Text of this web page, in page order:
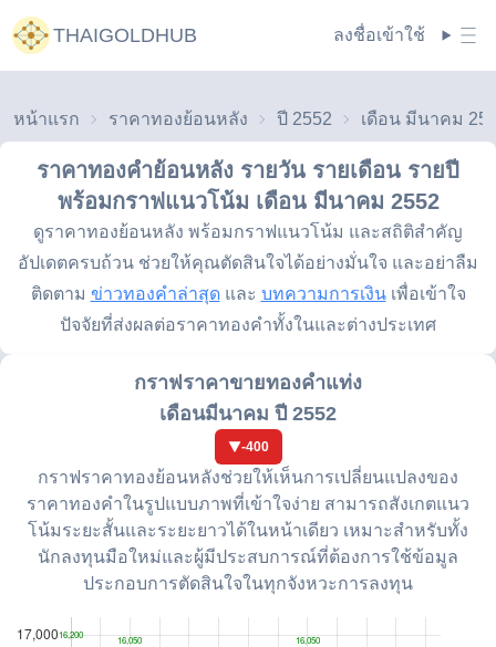
THAIGOLDHUB ลงชื่อเข้าใช้
หน้าแรก ราคาทองย้อนหลัง ปี 2552 เดือน มีนาคม
ราคาทองคำย้อนหลัง รายวัน รายเดือน รายปี
พร้อมกราฟแนวโน้ม เดือน มีนาคม 2552
ดูราคาทองย้อนหลัง พร้อมกราฟแนวโน้ม และสถิติสำคัญ
อัปเดตครบถ้วน ช่วยให้คุณตัดสินใจได้อย่างมั่นใจ และอย่าลืม
ติดตาม ข่าวทองคำล่าสุด และ บทความการเงิน เพื่อเข้าใจ
ปัจจัยที่ส่งผลต่อราคาทองคำทั้งในและต่างประเทศ
กราฟราคาขายทองคำแท่ง
เดือนมีนาคม ปี 2552
-400
กราฟราคาทองย้อนหลังช่วยให้เห็นการเปลี่ยนแปลงของ
ราคาทองคำในรูปแบบภาพที่เข้าใจง่าย สามารถสังเกตแนว
โน้มระยะสั้นและระยะยาวได้ในหน้าเดียว เหมาะสำหรับทั้ง
นักลงทุนมือใหม่และผู้มีประสบการณ์ที่ต้องการใช้ข้อมูล
ประกอบการตัดสินใจในทุกจังหวะการลงทุน